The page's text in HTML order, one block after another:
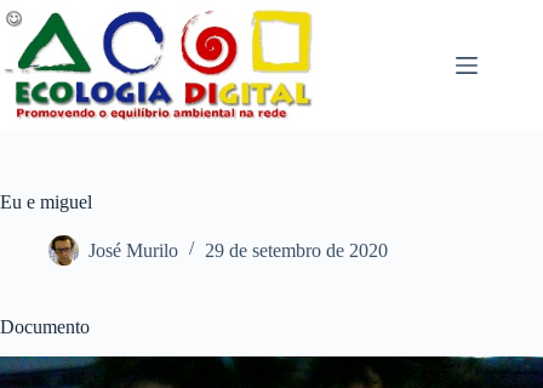
Pular
para
conteúdo
Eu e miguel
José Murilo 29 de setembro de 2020
Documento